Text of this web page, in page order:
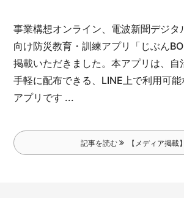
事業構想オンライン、電波新聞デジタ
向け防災教育・訓練アプリ「じぶん
掲載いただきました。本アプリは、自
手軽に配布できる、LINE上で利用可
アプリです ...
記事を読む 【メディア掲載